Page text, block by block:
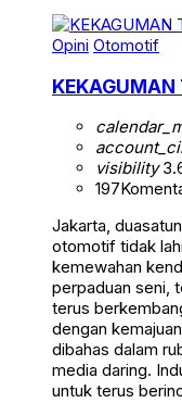
Opini Otomotif
KEKAGUMAN
visibility
197
Jakarta,
otomotif tidak
kemewahan
perpaduan seni,
terus
dengan
dibahas dalam
media daring.
untuk terus